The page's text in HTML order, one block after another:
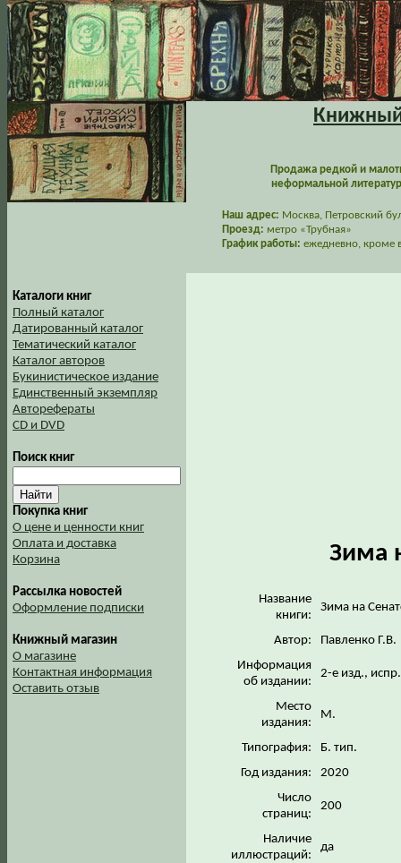
Книжный
Продажа редкой и
неформальной
Наш адрес: Москва, Петровский
Проезд: метро «Трубная»
График работы: ежедневно, кроме
Каталоги книг
Полный каталог
Датированный каталог
Тематический каталог
Каталог авторов
Букинистическое издание
Единственный экземпляр
Авторефераты
CD и DVD
Поиск книг
Покупка книг
О цене и ценности книг
Оплата и доставка
Корзина
Рассылка новостей
Оформление подписки
Книжный магазин
О магазине
Контактная информация
Оставить отзыв
Зима
Название
книги:
Зима на
Автор:
Павленко Г.В.
Информация
об издании:
2-е изд.,
Место
издания:
М.
Типография:
Б. тип.
Год издания:
2020
Число
страниц:
200
Наличие
иллюстраций:
да